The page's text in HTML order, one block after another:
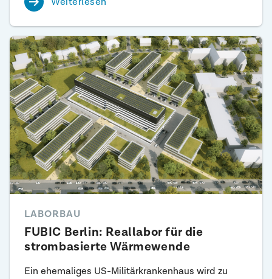
LABORBAU
FUBIC Berlin: Reallabor für die
strombasierte Wärmewende
Ein ehemaliges US-Militärkrankenhaus wird zu